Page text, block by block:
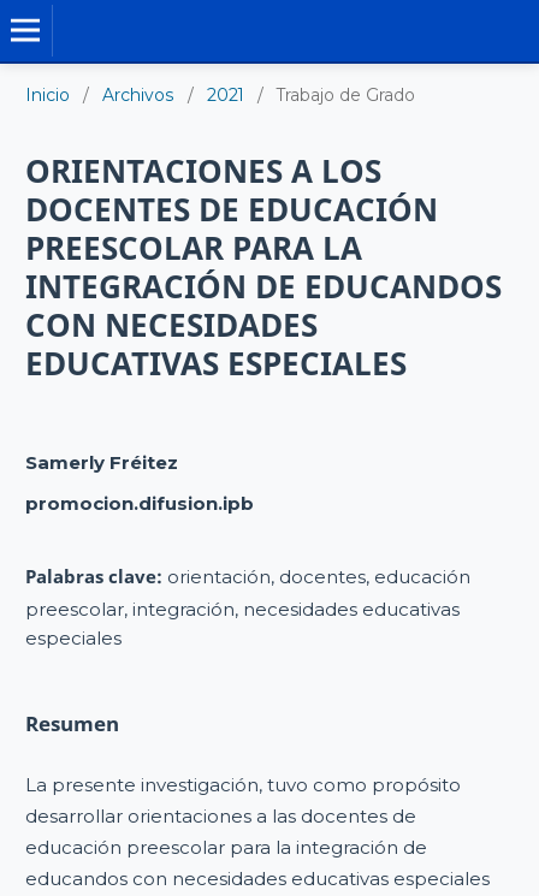
Inicio / Archivos / 2021 / Trabajo de Grado
ORIENTACIONES A LOS
DOCENTES DE EDUCACIÓN
PREESCOLAR PARA LA
INTEGRACIÓN DE EDUCANDOS
CON NECESIDADES
EDUCATIVAS ESPECIALES
Samerly Fréitez
promocion.difusion.ipb
Palabras clave: orientación, docentes, educación
preescolar, integración, necesidades educativas
especiales
Resumen
La presente investigación, tuvo como propósito
desarrollar orientaciones a las docentes de
educación preescolar para la integración de
educandos con necesidades educativas especiales